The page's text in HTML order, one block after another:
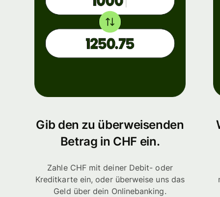
Gib den zu überweisenden
Betrag in CHF ein.
Zahle CHF mit deiner Debit- oder
Kreditkarte ein, oder überweise uns das
Geld über dein Onlinebanking.